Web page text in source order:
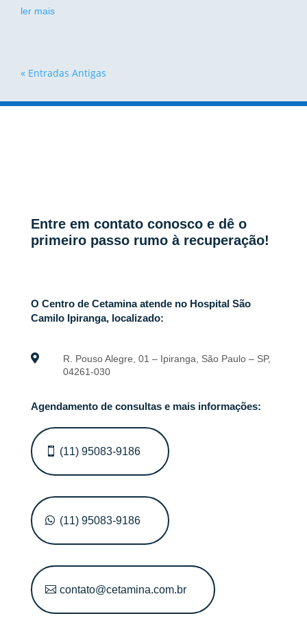
ler mais
« Entradas Antigas
Entre em contato conosco e dê o
primeiro passo rumo à recuperação!
O Centro de Cetamina atende no Hospital São
Camilo Ipiranga, localizado:

R. Pouso Alegre, 01 – Ipiranga, São Paulo – SP,
04261-030
Agendamento de consultas e mais informações:
(11) 95083-9186
(11) 95083-9186
contato@cetamina.com.br